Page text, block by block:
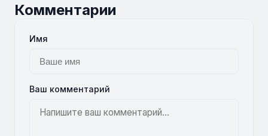
Комментарии
Имя
Ваш комментарий